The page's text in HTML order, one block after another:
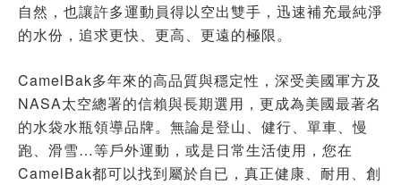
自然，也讓許多運動員得以空出雙手，迅速補充最純淨
的水份，追求更快、更高、更遠的極限。
CamelBak多年來的高品質與穩定性，深受美國軍方及
NASA太空總署的信賴與長期選用，更成為美國最著名
的水袋水瓶領導品牌。無論是登山、健行、單車、慢
跑、滑雪…等戶外運動，或是日常生活使用，您在
CamelBak都可以找到屬於自已，真正健康、耐用、創